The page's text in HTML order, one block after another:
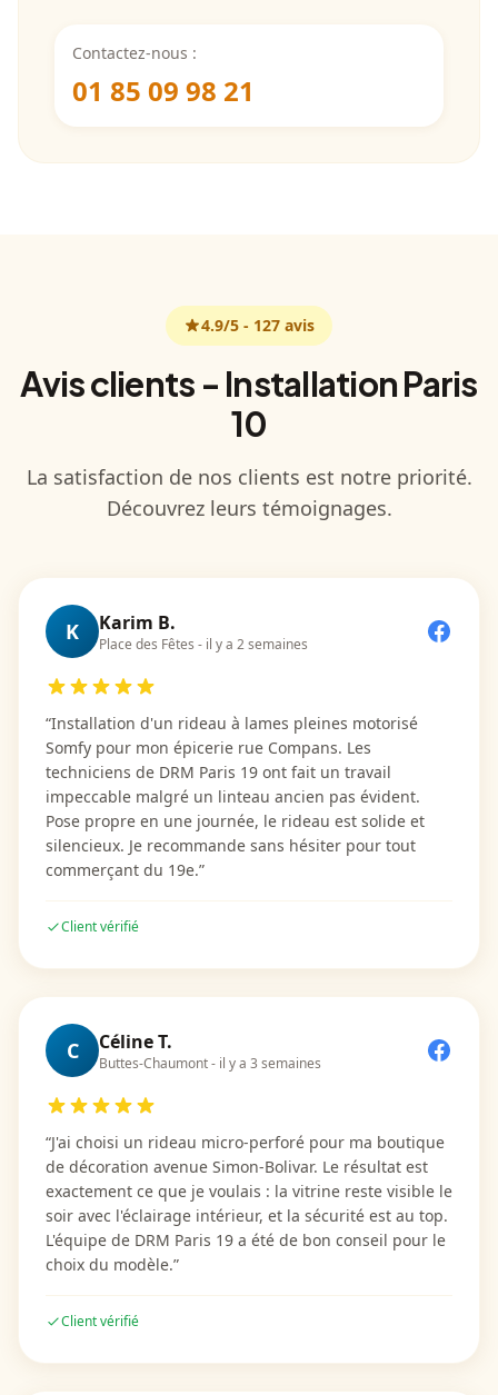
Contactez-nous :
01 85 09 98 21
4.9/5 - 127 avis
Avis clients - Installation Paris
10
La satisfaction de nos clients est notre priorité.
Découvrez leurs témoignages.
K Karim B.
Place des Fêtes - il y a 2 semaines
“Installation d'un rideau à lames pleines motorisé
Somfy pour mon épicerie rue Compans. Les
techniciens de DRM Paris 19 ont fait un travail
impeccable malgré un linteau ancien pas évident.
Pose propre en une journée, le rideau est solide et
silencieux. Je recommande sans hésiter pour tout
commerçant du 19e.”
Client vérifié
C Céline T.
Buttes-Chaumont- il y a 3 semaines
“J'ai choisi un rideau micro-perforé pour ma boutique
de décoration avenue Simon-Bolivar. Le résultat est
exactement ce que je voulais : la vitrine reste visible le
soir avec l'éclairage intérieur, et la sécurité est au top.
L'équipe de DRM Paris 19 a été de bon conseil pour le
choix du modèle.”
Client vérifié